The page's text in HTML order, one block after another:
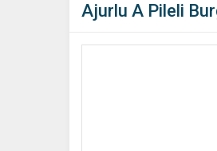
Ajurlu A Pileli